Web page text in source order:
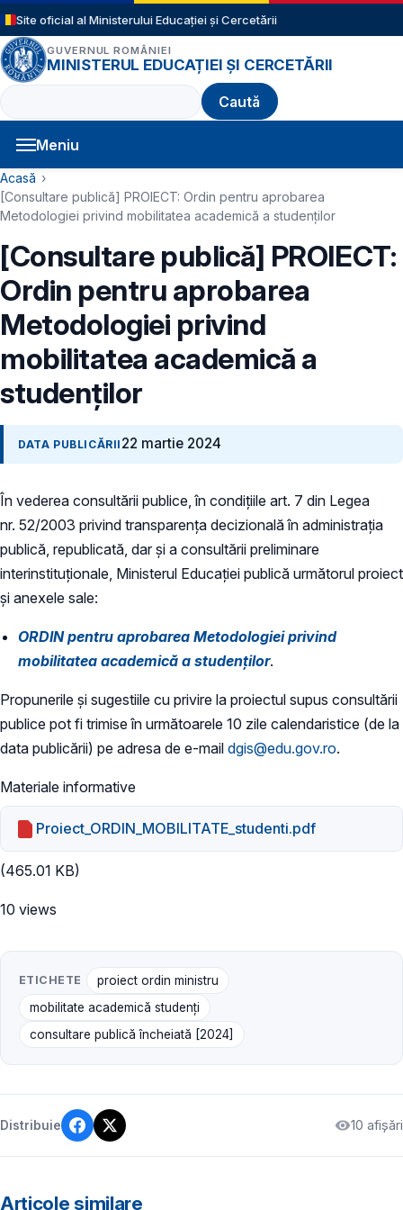
Sari la conținutul principal
Site oficial al Ministerului Educației și Cercetării
GUVERNUL ROMÂNIEI
MINISTERUL EDUCAȚIEI ȘI CERCETĂRII
Caută
Meniu
Navigație principală
Cale de navigare
Acasă
[Consultare publică] PROIECT: Ordin pentru aprobarea
Metodologiei privind mobilitatea academică a studenților
[Consultare publică] PROIECT:
Ordin pentru aprobarea
Metodologiei privind
mobilitatea academică a
studenților
DATA PUBLICĂRII 22 martie 2024
În vederea consultării publice, în condiţiile art. 7 din Legea
nr. 52/2003 privind transparenţa decizională în administraţia
publică, republicată, dar și a consultării preliminare
interinstituționale, Ministerul Educaţiei publică următorul proiect
și anexele sale:
ORDIN pentru aprobarea Metodologiei privind
mobilitatea academică a studenților.
Propunerile și sugestiile cu privire la proiectul supus consultării
publice pot fi trimise în următoarele 10 zile calendaristice (de la
data publicării) pe adresa de e-mail dgis@edu.gov.ro.
Materiale informative
Proiect_ORDIN_MOBILITATE_studenti.pdf
(465.01 KB)
10 views
ETICHETE
proiect ordin ministru
mobilitate academică studenți
consultare publică încheiată [2024]
Distribuie 10 afișări
Articole similare